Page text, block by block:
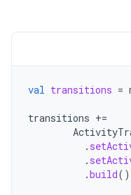
val transitions =
transitions +=
.
.
.build()